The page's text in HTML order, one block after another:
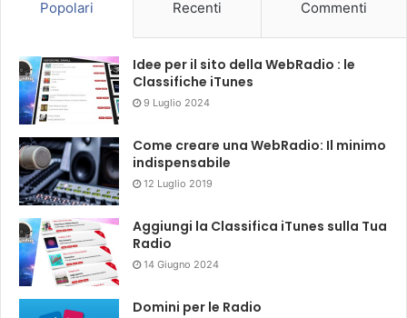
Popolari Recenti Commenti
Idee per il sito della WebRadio : le
Classifiche iTunes
9 Luglio 2024
Come creare una WebRadio: Il minimo
indispensabile
12 Luglio 2019
Aggiungi la Classifica iTunes sulla Tua
Radio
14 Giugno 2024
Domini per le Radio